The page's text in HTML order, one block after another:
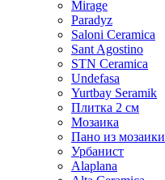
Mirage
Paradyz
Saloni Ceramica
Sant Agostino
STN Ceramica
Undefasa
Yurtbay Seramik
Плитка 2 см
Мозаика
Пано из мозаики
Урбанист
Alaplana